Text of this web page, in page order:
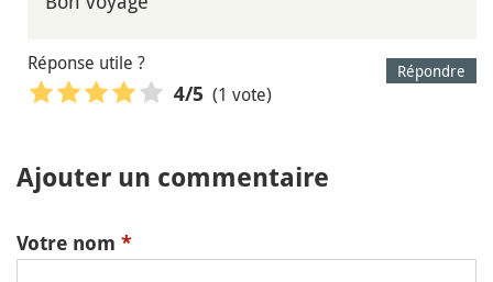
Répondre
Réponse utile ?
4/5 (1 vote)
Ajouter un commentaire
Votre nom *